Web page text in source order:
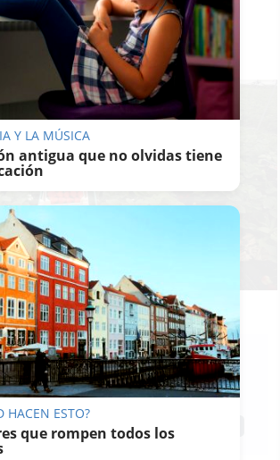
que intervengan para
que califican de "tragedias
los campos onubenses
en el campo de Andalucía.
F.
JIMÉNEZ
Actualizado: 09/06/2026 - 06:37
Facebook
X WhatsApp
Copy
Y LA MÚSICA
antigua que no olvidas tiene
HACEN ESTO?
que rompen todos los